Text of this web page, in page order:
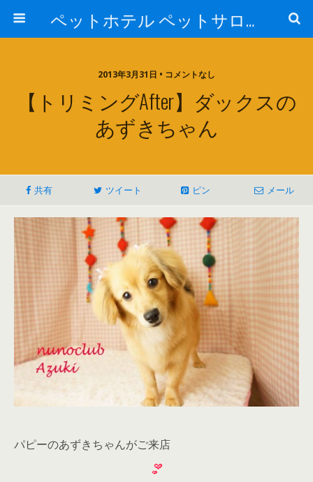
ペットホテル ペットサロン トリミングサロン 東京 ヌーノクラブのブログ
2013年3月31日 • コメントなし
【トリミングAfter】ダックスの
あずきちゃん
共有 ツイート ピン メール
パピーのあずきちゃんがご来店